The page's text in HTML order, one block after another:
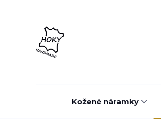
Kožené náramky